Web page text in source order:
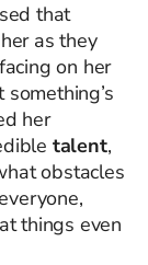
that
as they
on her
her
talent,
obstacles
things even